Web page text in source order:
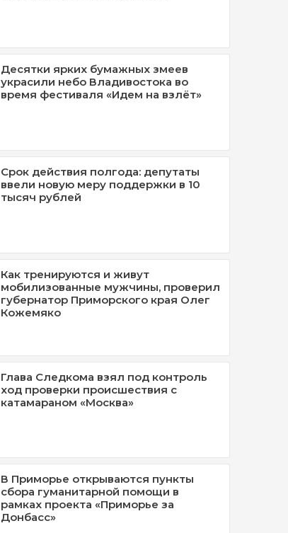
Десятки ярких бумажных змеев
украсили небо Владивостока во
время фестиваля «Идем на взлёт»
Срок действия полгода: депутаты
ввели новую меру поддержки в 10
тысяч рублей
Как тренируются и живут
мобилизованные мужчины, проверил
губернатор Приморского края Олег
Кожемяко
Глава Следкома взял под контроль
ход проверки происшествия с
катамараном «Москва»
В Приморье открываются пункты
сбора гуманитарной помощи в
рамках проекта «Приморье за
Донбасс»